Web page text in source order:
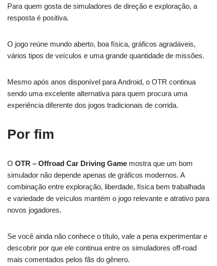
Para quem gosta de simuladores de direção e exploração, a
resposta é positiva.
O jogo reúne mundo aberto, boa física, gráficos agradáveis,
vários tipos de veículos e uma grande quantidade de missões.
Mesmo após anos disponível para Android, o OTR continua
sendo uma excelente alternativa para quem procura uma
experiência diferente dos jogos tradicionais de corrida.
Por fim
O OTR – Offroad Car Driving Game mostra que um bom
simulador não depende apenas de gráficos modernos. A
combinação entre exploração, liberdade, física bem trabalhada
e variedade de veículos mantém o jogo relevante e atrativo para
novos jogadores.
Se você ainda não conhece o título, vale a pena experimentar e
descobrir por que ele continua entre os simuladores off-road
mais comentados pelos fãs do gênero.